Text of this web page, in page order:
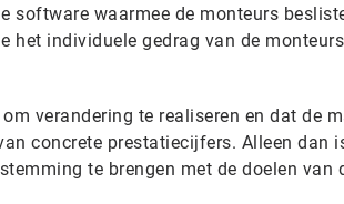
software waarmee de monteurs
het individuele gedrag van de
verandering te realiseren en dat de
concrete prestatiecijfers. Alleen dan
te brengen met de doelen van